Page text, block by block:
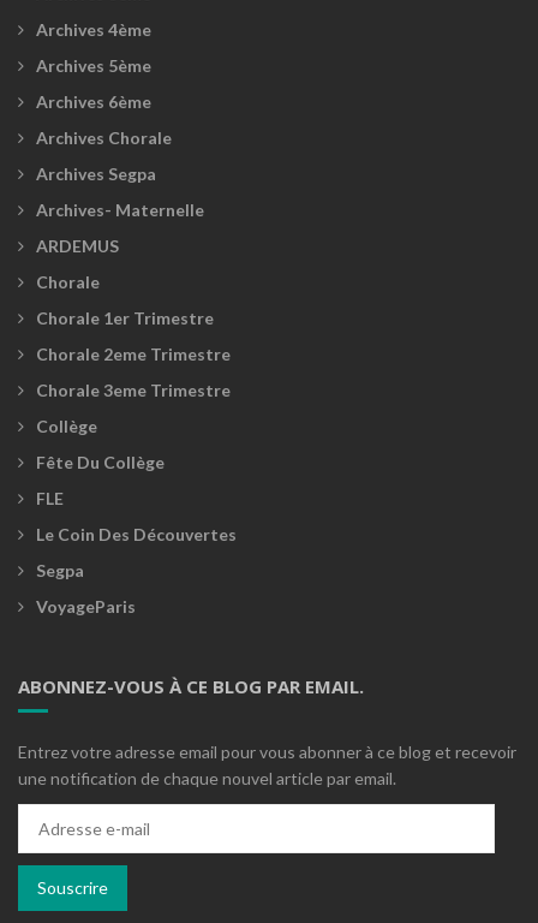
Archives 4ème
Archives 5ème
Archives 6ème
Archives Chorale
Archives Segpa
Archives- Maternelle
ARDEMUS
Chorale
Chorale 1er Trimestre
Chorale 2eme Trimestre
Chorale 3eme Trimestre
Collège
Fête Du Collège
FLE
Le Coin Des Découvertes
Segpa
VoyageParis
ABONNEZ-VOUS À CE BLOG PAR EMAIL.
Entrez votre adresse email pour vous abonner à ce blog et recevoir
une notification de chaque nouvel article par email.
mail
Souscrire